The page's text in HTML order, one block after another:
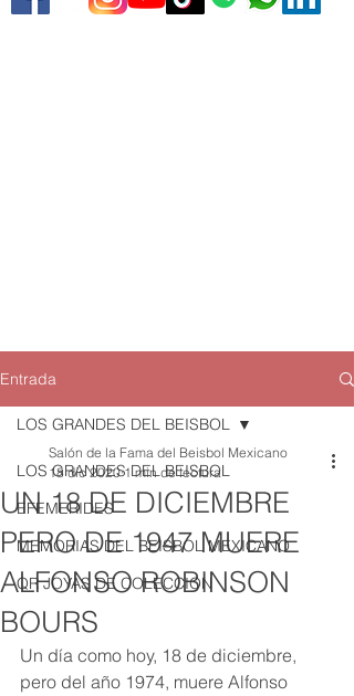
Entrada
LOS GRANDES DEL BEISBOL
EFEMERIDES
MEMORIAS DEL BEISBOL MEXICANO
QR JOYAS DE COLECCION
LOS GRANDES DEL BEISBOL
UN 18 DE DICIEMBRE
PERO DE 1947 MUERE
ALFONSO ROBINSON
BOURS
Salón de la Fama del Beisbol Mexicano
18 dic 2020 1 min de lectura
Un día como hoy, 18 de diciembre,
pero del año 1974, muere Alfonso